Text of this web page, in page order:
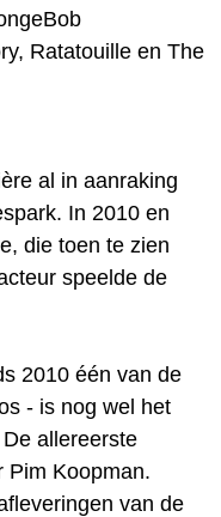
Ratatouille en The
al in aanraking
In 2010 en
die toen te zien
speelde de
2010 één van de
- is nog wel het
allereerste
Pim Koopman.
van de